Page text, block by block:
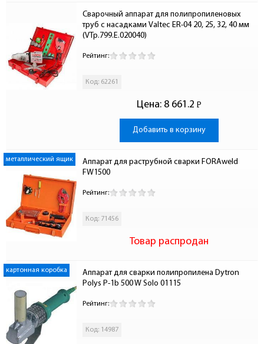
Сварочный аппарат для полипропиленовых
труб с насадками Valtec ER-04 20, 25, 32, 40 мм
(VTp.799.E.020040)
Рейтинг:
Код: 62261
Цена: 8 661.2 Р
-
Добавить в корзину
металлический ящик
Аппарат для раструбной сварки FORAweld
FW1500
Рейтинг:
Код: 71456
Товар распродан
картонная коробка
Аппарат для сварки полипропилена Dytron
Polys P-1b 500 W Solo 01115
Рейтинг:
Код: 14987